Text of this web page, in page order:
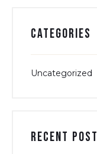
Categories
Uncategorized
Recent Post